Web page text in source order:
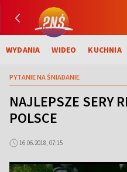
WYDANIA WIDEO KUCHNIA
PYTANIE NA ŚNIADANIE
NAJLEPSZE SERY
POLSCE
16.06.2018, 07:15